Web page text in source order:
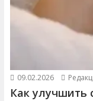
09.02.2026
Как улучшить